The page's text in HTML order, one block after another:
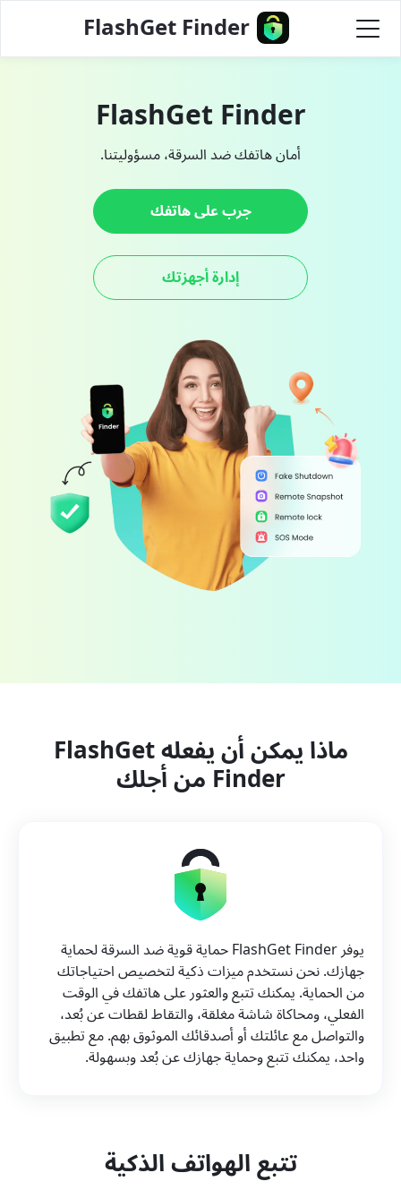
FlashGet Finder
FlashGet Finder
أمان هاتفك ضد السرقة، مسؤوليتنا.
جرب على هاتفك
إدارة أجهزتك
ماذا يمكن أن يفعله FlashGet
Finder من أجلك
يوفر FlashGet Finder حماية قوية ضد السرقة لحماية
جهازك. نحن نستخدم ميزات ذكية لتخصيص احتياجاتك
من الحماية. يمكنك تتبع والعثور على هاتفك في الوقت
الفعلي، ومحاكاة شاشة مغلقة، والتقاط لقطات عن بُعد،
والتواصل مع عائلتك أو أصدقائك الموثوق بهم. مع تطبيق
واحد، يمكنك تتبع وحماية جهازك عن بُعد وبسهولة.
تتبع الهواتف الذكية